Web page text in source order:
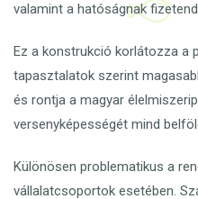
valamint a hatóságnak
Ez a konstrukció korlátozza a
tapasztalatok szerint
és rontja a magyar
versenyképességét mind
Különösen problematikus a
vállalatcsoportok esetében.